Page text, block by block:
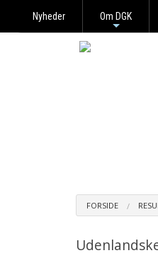
Nyheder Om DGK
FORSIDE